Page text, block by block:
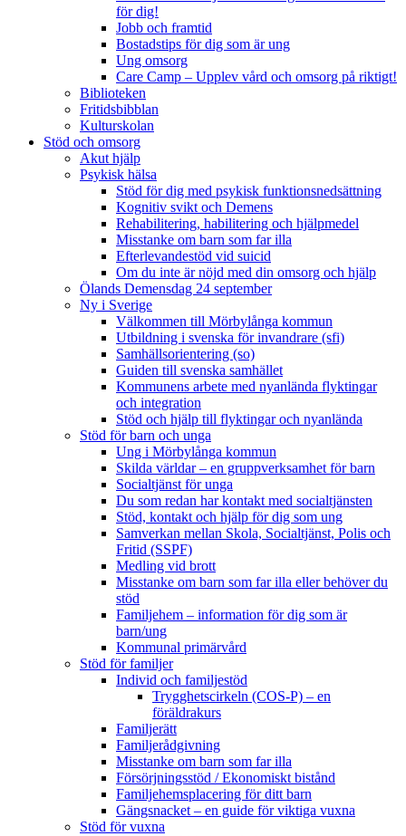
för dig!
Jobb och framtid
Bostadstips för dig som är ung
Ung omsorg
Care Camp – Upplev vård och omsorg på riktigt!
Biblioteken
Fritidsbibblan
Kulturskolan
Stöd och omsorg
Akut hjälp
Psykisk hälsa
Stöd för dig med psykisk funktionsnedsättning
Kognitiv svikt och Demens
Rehabilitering, habilitering och hjälpmedel
Misstanke om barn som far illa
Efterlevandestöd vid suicid
Om du inte är nöjd med din omsorg och hjälp
Ölands Demensdag 24 september
Ny i Sverige
Välkommen till Mörbylånga kommun
Utbildning i svenska för invandrare (sfi)
Samhällsorientering (so)
Guiden till svenska samhället
Kommunens arbete med nyanlända flyktingar
och integration
Stöd och hjälp till flyktingar och nyanlända
Stöd för barn och unga
Ung i Mörbylånga kommun
Skilda världar – en gruppverksamhet för barn
Socialtjänst för unga
Du som redan har kontakt med socialtjänsten
Stöd, kontakt och hjälp för dig som ung
Samverkan mellan Skola, Socialtjänst, Polis och
Fritid (SSPF)
Medling vid brott
Misstanke om barn som far illa eller behöver du
stöd
Familjehem – information för dig som är
barn/ung
Kommunal primärvård
Stöd för familjer
Individ och familjestöd
Trygghetscirkeln (COS-P) – en
föräldrakurs
Familjerätt
Familjerådgivning
Misstanke om barn som far illa
Försörjningsstöd / Ekonomiskt bistånd
Familjehemsplacering för ditt barn
Gängsnacket – en guide för viktiga vuxna
Stöd för vuxna